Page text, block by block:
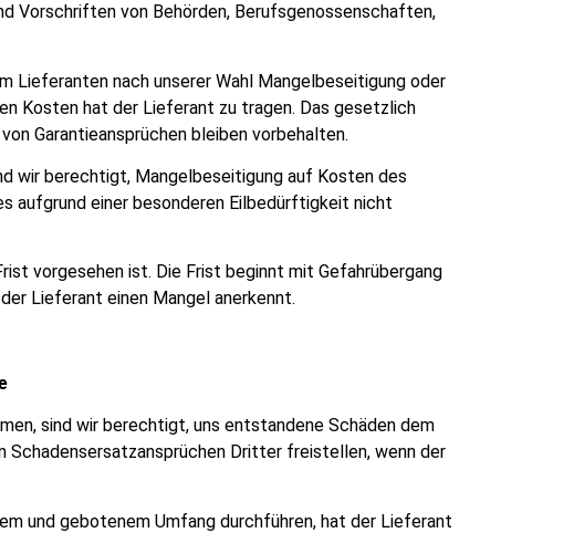
Vorschriften von Behörden, Berufsgenossenschaften,
Lieferanten nach unserer Wahl Mangelbeseitigung oder
Kosten hat der Lieferant zu tragen. Das gesetzlich
Garantieansprüchen bleiben vorbehalten.
wir berechtigt, Mangelbeseitigung auf Kosten des
aufgrund einer besonderen Eilbedürftigkeit nicht
vorgesehen ist. Die Frist beginnt mit Gefahrübergang
Lieferant einen Mangel anerkennt.
sind wir berechtigt, uns entstandene Schäden dem
Dritter freistellen, wenn der
und gebotenem Umfang durchführen, hat der Lieferant